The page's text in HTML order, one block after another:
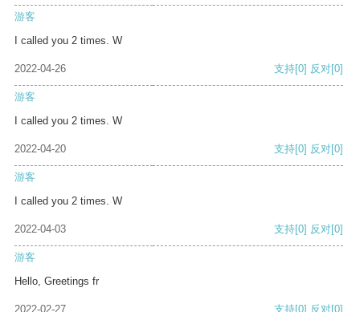
游客
I called you 2 times. W
2022-04-26 支持[0] 反对[0]
游客
I called you 2 times. W
2022-04-20 支持[0] 反对[0]
游客
I called you 2 times. W
2022-04-03 支持[0] 反对[0]
游客
Hello, Greetings fr
2022-02-27 支持[0] 反对[0]